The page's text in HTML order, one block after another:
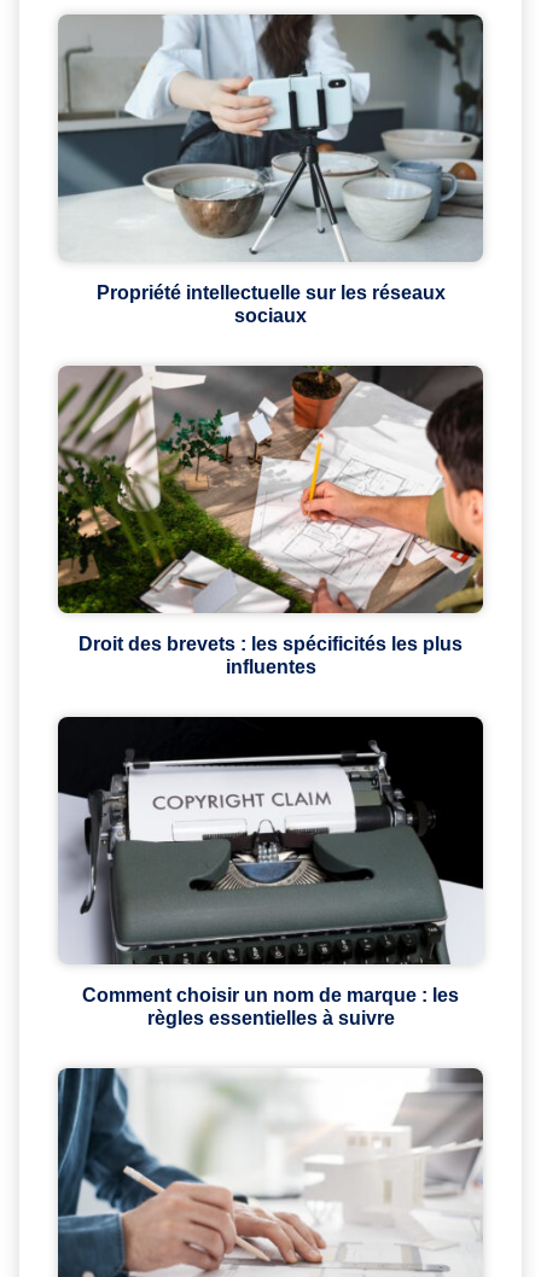
Propriété intellectuelle sur les réseaux
sociaux
Droit des brevets : les spécificités les plus
influentes
Comment choisir un nom de marque : les
règles essentielles à suivre